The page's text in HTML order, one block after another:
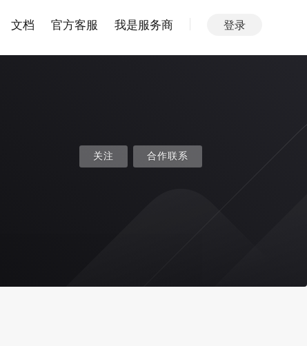
文档 官方客服 我是服务商 登录
关注 合作联系